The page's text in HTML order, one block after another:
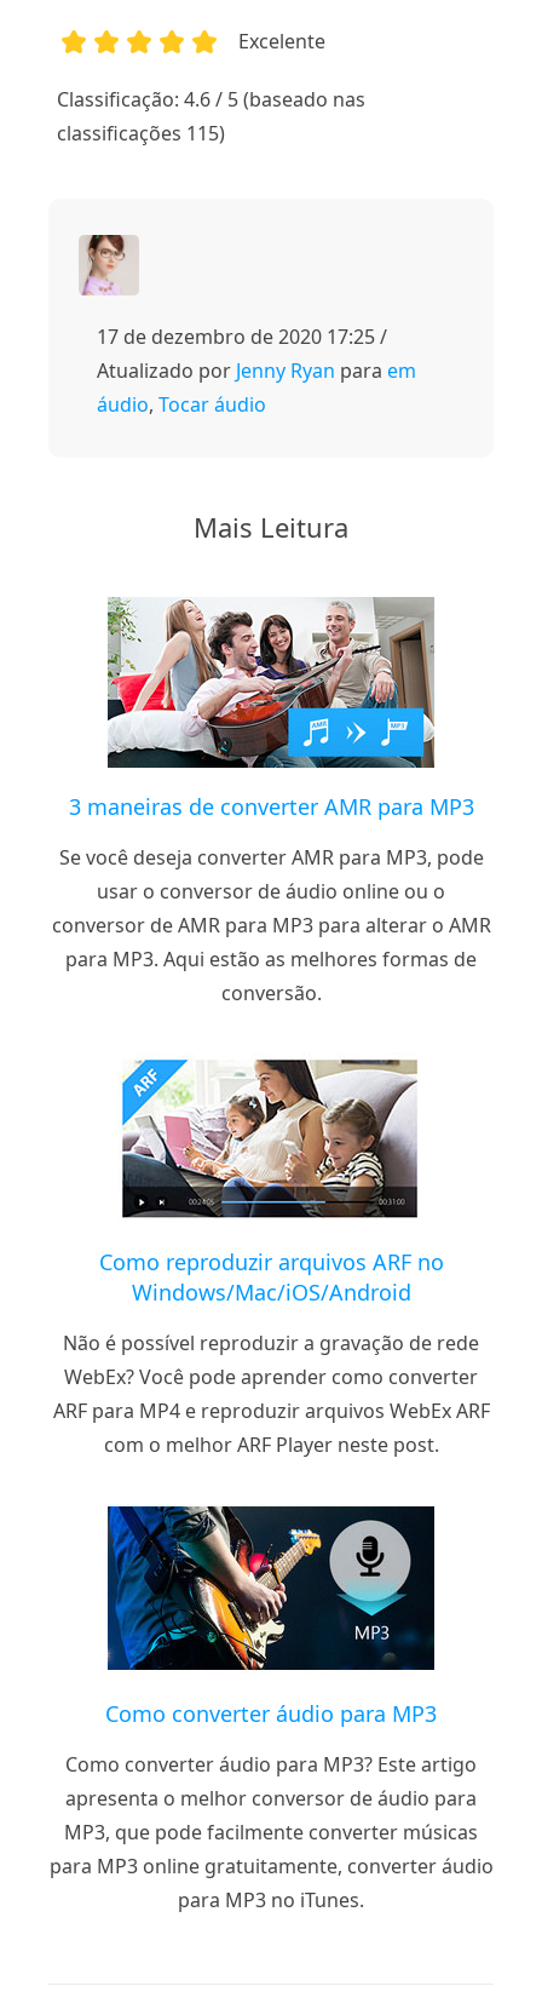
Excelente
Classificação: 4.6 / 5 (baseado nas
classificações 115)
17 de dezembro de 2020 17:25 /
Atualizado por Jenny Ryan para em
áudio, Tocar áudio
Mais Leitura
3 maneiras de converter AMR para MP3
Se você deseja converter AMR para MP3, pode
usar o conversor de áudio online ou o
conversor de AMR para MP3 para alterar o AMR
para MP3. Aqui estão as melhores formas de
conversão.
Como reproduzir arquivos ARF no
Windows/Mac/iOS/Android
Não é possível reproduzir a gravação de rede
WebEx? Você pode aprender como converter
ARF para MP4 e reproduzir arquivos WebEx ARF
com o melhor ARF Player neste post.
Como converter áudio para MP3
Como converter áudio para MP3? Este artigo
apresenta o melhor conversor de áudio para
MP3, que pode facilmente converter músicas
para MP3 online gratuitamente, converter áudio
para MP3 no iTunes.